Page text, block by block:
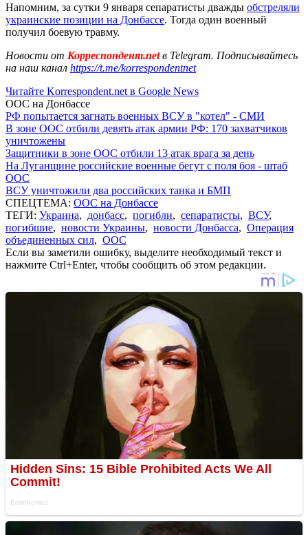
Напомним, за сутки 9 января сепаратисты дважды обстреляли
украинские позиции на Донбассе. Тогда один военный
получил боевую травму.
Новости от Корреспондент.netв Telegram. Подписывайтесь
на наш канал https://t.me/korrespondentnet
Читайте Korrespondent.net в Google News
ООС на Донбассе
РФ попытается загнать военных ВСУ в "котел" - СМИ
В зоне ООС отбили девять атак армии РФ: 170 захватчиков
уничтожены
Защитники в зоне ООС отбили 13 атак врага за день
На Луганщине российские военные бегут с поля боя - штаб
ООС
ВСУ уничтожили два российских танка и БМП
СПЕЦТЕМА: ООС на Донбассе
ТЕГИ: Украина, донбасс, погибли, сепаратисты, ВСУ,
погибшие, новости Украины, новости Донбасса, Операция
объединенных сил, ООС
Если вы заметили ошибку, выделите необходимый текст и
нажмите Ctrl+Enter, чтобы сообщить об этом редакции.